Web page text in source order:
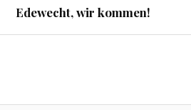
Edewecht, wir kommen!